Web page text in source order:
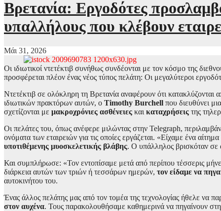
Βρετανία: Εργοδότες
υπαλλήλους που κλέβουν
Μάι 31, 2026
Οι ιδιωτικοί ντετέκτιβ συνήθως συνδέονται με τον κόσμο της
προσφέρεται πλέον ένας νέος τύπος πελάτη: Οι μεγαλύτεροι
Ντετέκτιβ σε ολόκληρη τη Βρετανία αναφέρουν ότι
ιδιωτικών πρακτόρων αυτών, ο Timothy Burchell που διευθύνει
σχετίζονται με μακροχρόνιες ασθένειες και καταχρήσεις της
Οι πελάτες του, όπως ανέφερε μιλώντας στην Telegraph,
ονόματα των εταιρειών για τις οποίες εργάζεται. «Είχαμε ένα
υποτιθέμενης μυοσκελετικής βλάβης. Ο υπάλληλος βρισκόταν σε
Και συμπλήρωσε: «Τον εντοπίσαμε μετά από περίπου τέσσερις
διάρκεια αυτών των τριών ή τεσσάρων ημερών, τον είδαμε να
αυτοκινήτου του.
Ένας άλλος πελάτης μας από τον τομέα της τεχνολογίας ήθελε να
στον αυχένα. Τους παρακολουθήσαμε καθημερινά να πηγαίνουν